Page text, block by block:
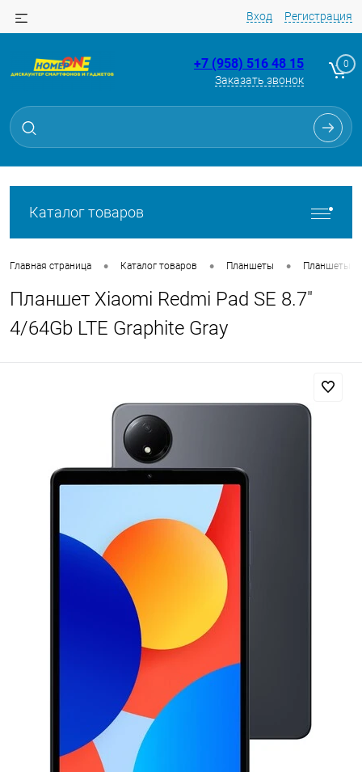
Вход Регистрация
+7 (958) 516 48 15
Заказать звонок
0
Каталог товаров
Главная страница • Каталог товаров • Планшеты • Планшеты
Планшет Xiaomi Redmi Pad SE 8.7"
4/64Gb LTE Graphite Gray
Для клиентов всех банков
Разбейте
без переплат
Сегодня
в корзину
Оплачивайте сегодня только
25% картой любого банка
Получайте товар
выбранный способом
Оставшиеся75
списыватьсяс вашей карты
каждые 2 недели
Подробнее
об оплате Плайтом